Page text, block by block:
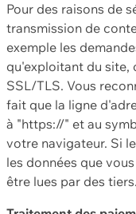
Pour des raisons de
transmission de
exemple les
qu'exploitant du site,
SSL/TLS. Vous
fait que la ligne
à "https://" et au
votre navigateur. Si
les données que
être lues par des tiers.